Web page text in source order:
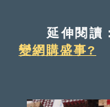
延伸閱讀：
變網購盛事?